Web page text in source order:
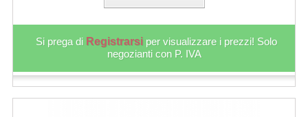
Si prega di Registrarsi per visualizzare i prezzi! Solo
negozianti con P. IVA